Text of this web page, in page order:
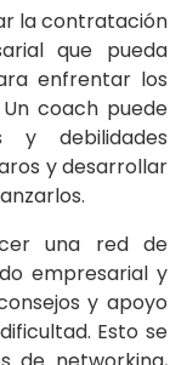
la contratación
que pueda
enfrentar los
coach puede
y debilidades
y desarrollar
una red de
empresarial y
y apoyo
Esto se